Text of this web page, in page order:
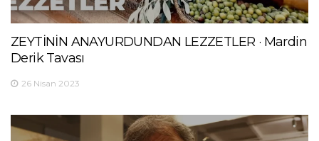
ZEYTİNİN ANAYURDUNDAN LEZZETLER · Mardin
Derik Tavası
26 Nisan 2023